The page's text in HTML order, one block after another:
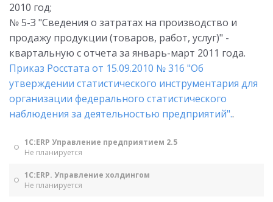
2010 год;
№ 5-З "Сведения о затратах на производство и
продажу продукции (товаров, работ, услуг)" -
квартальную с отчета за январь-март 2011 года.
Приказ Росстата от 15.09.2010 № 316 "Об
утверждении статистического инструментария для
организации федерального статистического
наблюдения за деятельностью предприятий"..
1С:ERP Управление предприятием 2.5
Не планируется
1С:ERP. Управление холдингом
Не планируется